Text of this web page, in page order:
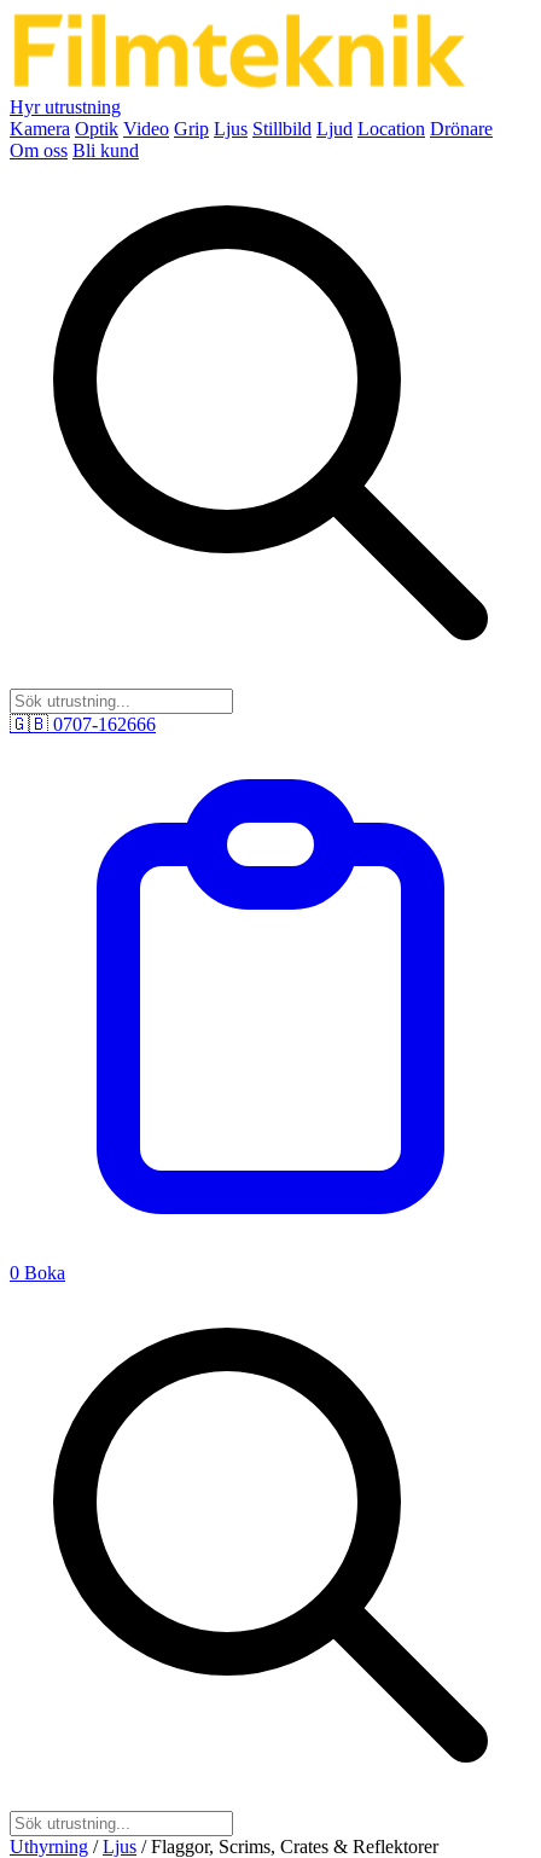
Hyr utrustning
Kamera Optik Video Grip Ljus Stillbild Ljud Location Drönare
Om oss Bli kund
🇬🇧 0707-162666
0 Boka
Uthyrning / Ljus / Flaggor, Scrims, Crates & Reflektorer